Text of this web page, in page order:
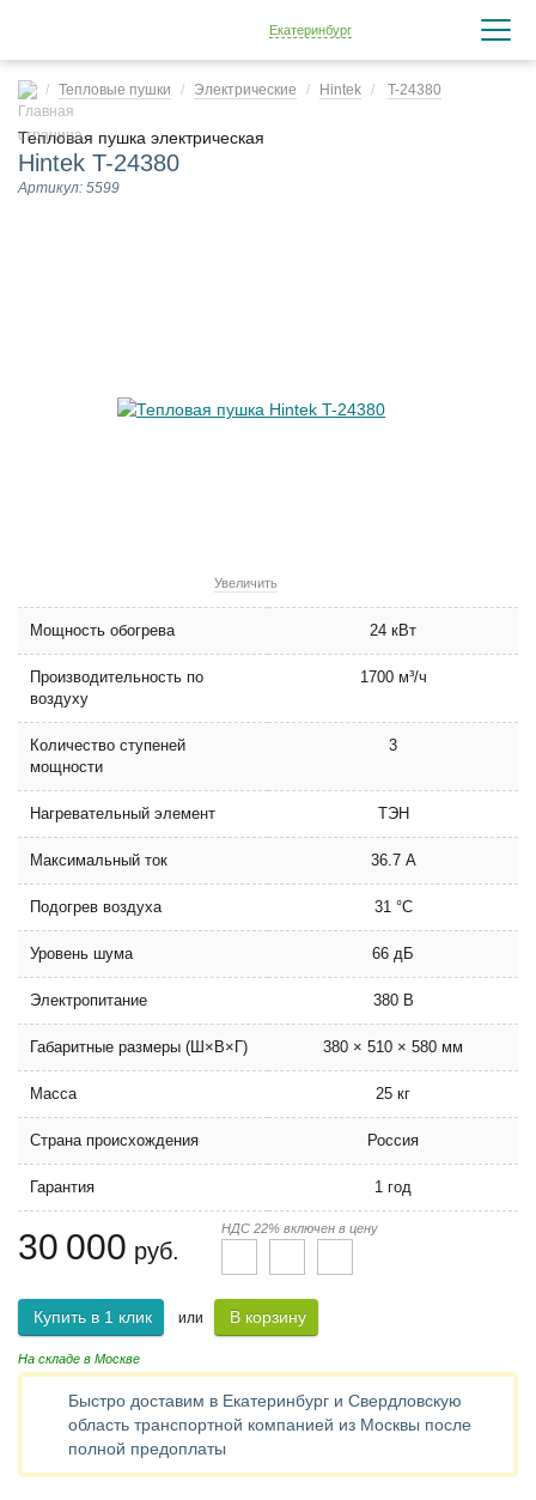
Екатеринбург
Тепловые пушки Электрические Hintek T-24380
Тепловая пушка электрическая
Hintek T-24380
Артикул: 5599
Увеличить
Мощность обогрева 24 кВт
Производительность по
воздуху
1700 м³/ч
Количество ступеней
мощности
3
Нагревательный элемент ТЭН
Максимальный ток 36.7 А
Подогрев воздуха 31 °C
Уровень шума 66 дБ
Электропитание 380 В
Габаритные размеры (Ш×В×Г) 380 × 510 × 580 мм
Масса 25 кг
Страна происхождения Россия
Гарантия 1 год
30 000 руб.
НДС 22% включен в цену
Купить в 1 клик или В корзину
На складе в Москве
Быстро доставим в Екатеринбург и Свердловскую
область транспортной компанией из Москвы после
полной предоплаты